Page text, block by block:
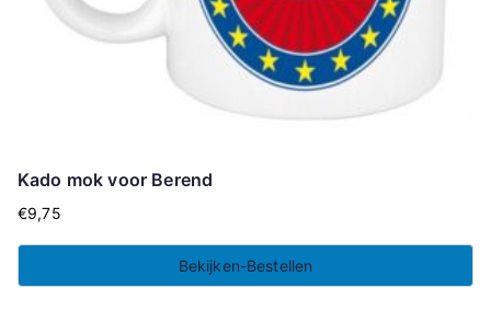
Kado mok voor Berend
€9,75
Bekijken-Bestellen